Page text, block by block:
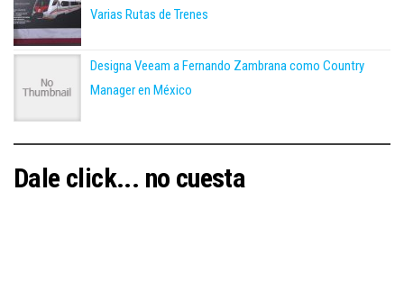
Varias Rutas de Trenes
Designa Veeam a Fernando Zambrana como Country
Manager en México
Dale click... no cuesta